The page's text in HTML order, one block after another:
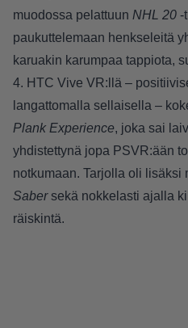
muodossa pelattuun NHL 20 -
paukuttelemaan henkseleitä
karuakin karumpaa tappiota,
4. HTC Vive VR:llä –
langattomalla sellaisella –
Plank Experience, joka sai
yhdistettynä jopa PSVR:ään
notkumaan. Tarjolla oli lisäksi
Sabersekä nokkelasti ajalla
räiskintä.